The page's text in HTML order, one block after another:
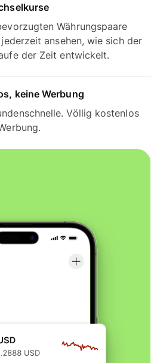
Währungspaare
ansehen, wie sich der
der Zeit entwickelt.
keine Werbung
Völlig kostenlos